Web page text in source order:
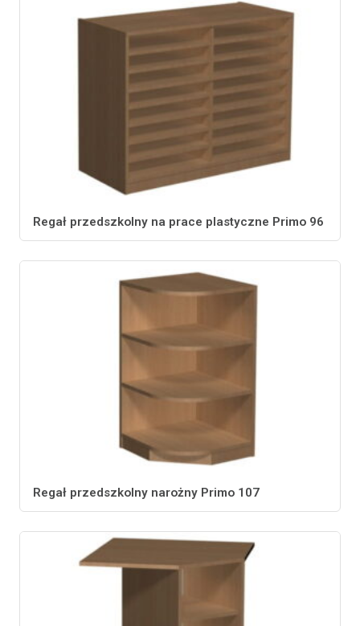
Regał przedszkolny na prace plastyczne Primo 96
Regał przedszkolny narożny Primo 107